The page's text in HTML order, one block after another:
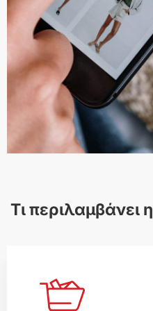
Ένα
Τι περιλαμβάνει